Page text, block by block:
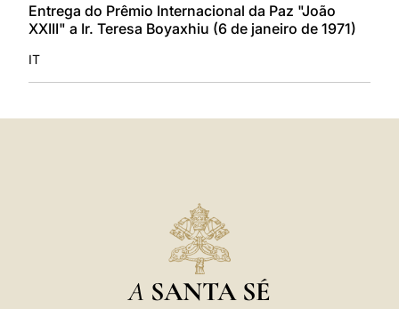
Entrega do Prêmio Internacional da Paz "João
XXIII" a Ir. Teresa Boyaxhiu (6 de janeiro de 1971)
IT
A SANTA SÉ